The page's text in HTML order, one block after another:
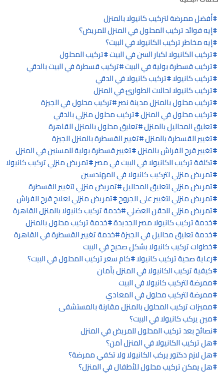
أفضل ممرضة لتركيب كانيولا بالمنزل
إيه فوائد تركيب المحلول في المنزل للمريض؟
إيه مخاطر تركيب الكانيولا في البيت؟
تركيب الكانيولا لكبار السن في البيت تركيب المحلول
تركيب قسطرة بولية في البيت تركيب قسطرة في البيت بالدقي
تركيب كانيولا تركيب كانيولا في الدقي
تركيب كانيولا لحالات الطوارئ في المنزل
تركيب محلول بالمنزل مدينة نصر تركيب محلول في الجيزة
تركيب محلول في المنزل تركيب محلول منزلي بالدقي
تعليق المحاليل بالمنزل تعليق محلول بالمنزل القاهرة
تغيير القسطرة بالمنزل تغيير القسطرة بالمنزل الجيزة
تغيير قرح الفراش بالمنزل تغيير قسطرة بولية للمسنين في المنزل
تكلفة تركيب الكانيولا في البيت في مصر تمريض منزلي تركيب كانيولا
تمريض منزلي لتركيب كانيولا في المهندسين
تمريض منزلي لتعليق المحاليل تمريض منزلي لتغيير القسطرة
تمريض منزلي لتغيير على الجروح تمريض منزلي لعلاج قرح الفراش
تمريض منزلي للحقن العضلي خدمة تركيب كانيولا بالمنزل القاهرة
خدمة تركيب كانيولا مصر الجديدة خدمة تركيب محلول بالمنزل
خدمة تعليق محاليل في الجيزة خدمة تغيير القسطرة في القاهرة
خطوات تركيب كانيولا بشكل صحيح في البيت
رعاية صحية تركيب كانيولا كام سعر تركيب المحلول في البيت؟
كيفية تركيب الكانيولا في المنزل بأمان
ممرضة لتركيب كانيولا في البيت
ممرضة لتركيب محلول في المعادي
مميزات تركيب المحلول بالمنزل مقارنة بالمستشفى
مين يركب كانيولا في البيت؟
نصائح بعد تركيب المحلول للمريض في المنزل
هل تركيب الكانيولا في المنزل آمن؟
هل لازم دكتور يركب الكانيولا ولا تكفي ممرضة؟
هل يمكن تركيب محلول للأطفال في المنزل؟